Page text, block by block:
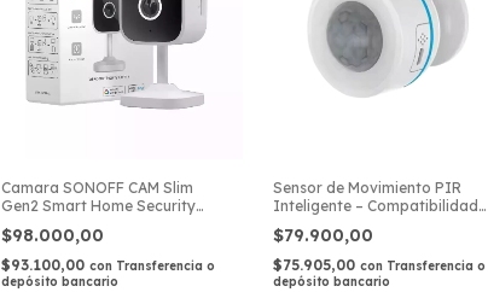
Camara SONOFF CAM Slim
Gen2 Smart Home Security
Camera
$98.000,00
$93.100,00 con Transferencia o
depósito bancario
Sensor de Movimiento PIR
Inteligente – Compatibilidad
Matter (Thread)
$79.900,00
$75.905,00 con Transferencia o
depósito bancario